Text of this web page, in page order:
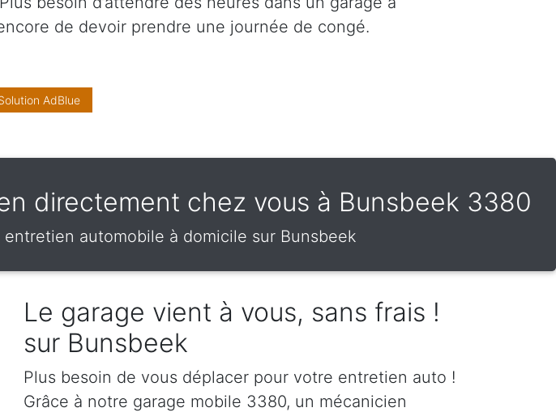
de devoir prendre une journée de congé.
AdBlue
directement chez vous à Bunsbeek 3380
automobile à domicile sur Bunsbeek
Le garage vient à vous, sans frais !
sur Bunsbeek
Plus besoin de vous déplacer pour votre entretien auto !
Grâce à notre garage mobile 3380, un mécanicien